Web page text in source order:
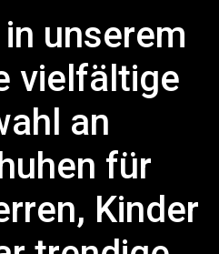
unserem
vielfältige
an
für
Kinder